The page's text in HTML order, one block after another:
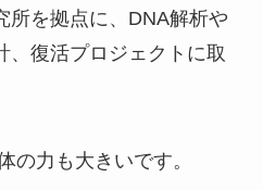
所を拠点に、DNA解析や
、復活プロジェクトに取
の力も大きいです。